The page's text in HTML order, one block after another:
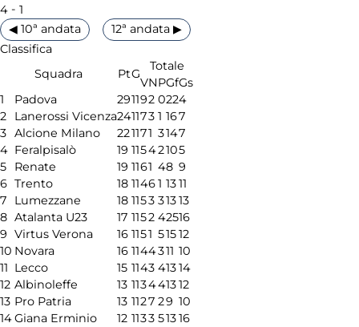
4 - 1
◀ 10ª andata
12ª andata ▶
Classifica
Squadra
PtG
Totale
VNPGfGs
1
Padova 291192 0224
2
Lanerossi Vicenza241173 1 167
3 Alcione Milano 221171 3147
4 Feralpisalò 19 11542105
5
Renate 19 1161 48 9
6 Trento 18 11461 1311
7
Lumezzane 18 1153 31313
8 Atalanta U23 17 1152 42516
9 Virtus Verona 16 1151 51512
10 Novara 16 1144311 10
11 Lecco 15 1143 41314
12 Albinoleffe 13 113441312
13 Pro Patria 13 1127 29 10
14Giana Erminio 12 1133 51316